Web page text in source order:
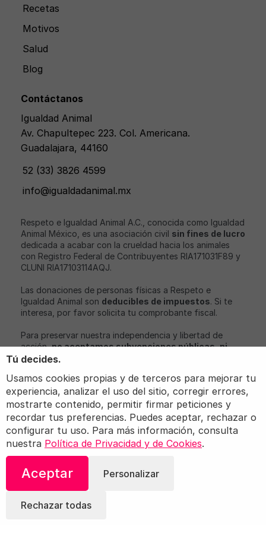
Recetas
Motivos
Salud
Blog
Contáctanos
Igualdad Animal
Av. Chapultepec 223. Col. Americana.
Guadalajara, 44160
52 (33) 3826 4599
info@igualdadanimal.mx
Respeto e Igualdad Animal A.C., conocida como Igualdad
Animal México, es una asociación civil sin fines de lucro
dedicada a acabar con la crueldad hacia los animales
con Registro Federal de Contribuyentes RIA171031F89 y
CLUNI RIA17103114AQJ.
Las donaciones de personas físicas a Respeto e
Igualdad Animal son deducibles de impuestos. Si te
interesa, por favor solicita tu comprobante fiscal.
Para preservar nuestra independencia y libertad de
acción,no aceptamos subvenciones públicas, ni
aportaciones económicas de partidos políticos o
objeto social.
Igualdad Animal, iAnimal y Love Veg son marcas
registradas de Igualdad Animal.
© 2026 Igualdad Animal. Todos los derechos
reservados.
Términos
Política de privacidad
Tú decides.
Usamos cookies propias y de terceros para mejorar tu
experiencia, analizar el uso del sitio, corregir errores,
mostrarte contenido, permitir firmar peticiones y
recordar tus preferencias. Puedes aceptar, rechazar o
configurar tu uso. Para más información, consulta
nuestra Política de Privacidad y de Cookies.
Aceptar Personalizar
Rechazar todas